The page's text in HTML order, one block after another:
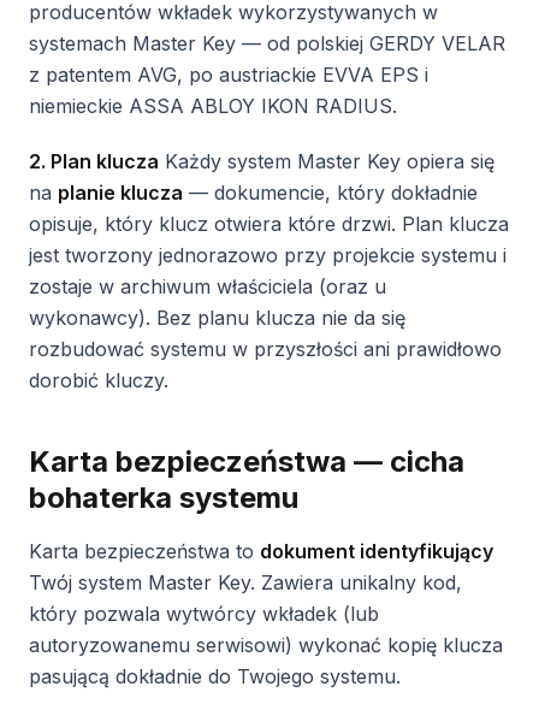
producentów wkładek wykorzystywanych w
systemach Master Key — od polskiej GERDY VELAR
z patentem AVG, po austriackie EVVA EPS i
niemieckie ASSA ABLOY IKON RADIUS.
2. Plan klucza Każdy system Master Key opiera się
na planie klucza — dokumencie, który dokładnie
opisuje, który klucz otwiera które drzwi. Plan klucza
jest tworzony jednorazowo przy projekcie systemu i
zostaje w archiwum właściciela (oraz u
wykonawcy). Bez planu klucza nie da się
rozbudować systemu w przyszłości ani prawidłowo
dorobić kluczy.
Karta bezpieczeństwa — cicha
bohaterka systemu
Karta bezpieczeństwa to dokument identyfikujący
Twój system Master Key. Zawiera unikalny kod,
który pozwala wytwórcy wkładek (lub
autoryzowanemu serwisowi) wykonać kopię klucza
pasującą dokładnie do Twojego systemu.